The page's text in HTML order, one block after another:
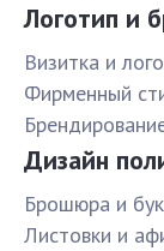
Логотип и
Визитка и
Фирменный
Дизайн
Брошюра и
Листовки и